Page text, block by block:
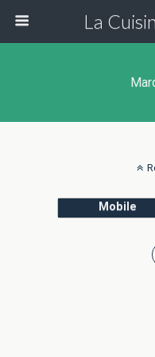
La
Mobile